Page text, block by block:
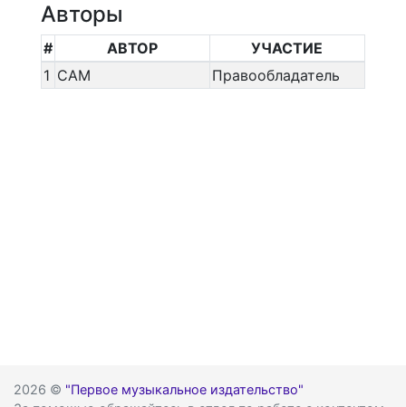
Авторы
# АВТОР
УЧАСТИЕ
1 CAM Правообладатель
2026 © "Первое музыкальное издательство"